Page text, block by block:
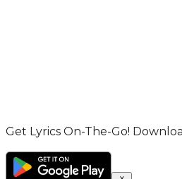
Get Lyrics On-The-Go!